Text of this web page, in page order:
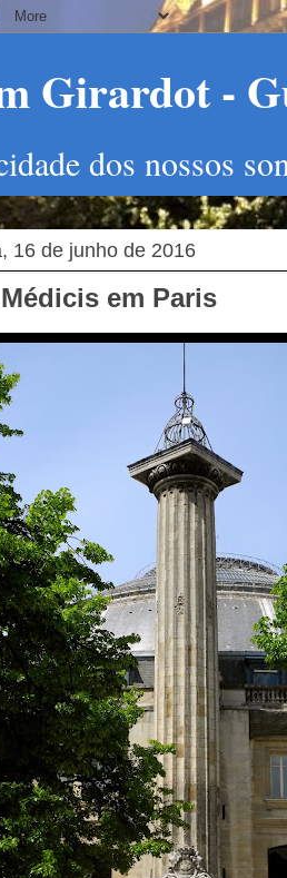
Girardot -
dos nossos
16 de junho de 2016
em Paris